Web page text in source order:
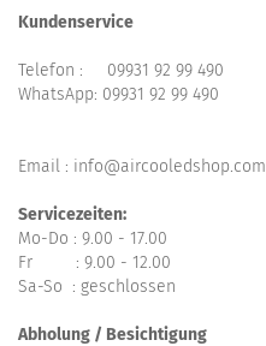
Kundenservice
Telefon : 09931 92 99 490
WhatsApp: 09931 92 99 490
Email : info@aircooledshop.com
Servicezeiten:
Mo-Do : 9.00 - 17.00
Fr : 9.00 - 12.00
Sa-So : geschlossen
Abholung / Besichtigung